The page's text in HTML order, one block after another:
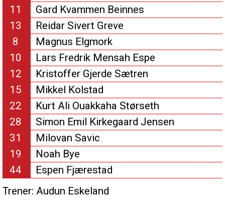
11
Gard Kvammen Beinnes
13
Reidar Sivert Greve
8
Magnus Elgmork
10
Lars Fredrik Mensah Espe
12
Kristoffer Gjerde Sætren
15
Mikkel Kolstad
22
Kurt Ali Ouakkaha Størseth
28
Simon Emil Kirkegaard Jensen
31
Milovan Savic
19
Noah Bye
44
Espen Fjærestad
Trener: Audun Eskeland